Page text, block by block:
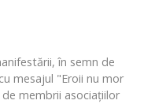
în semn de
mesajul "Eroii nu mor
membrii asociaţiilor